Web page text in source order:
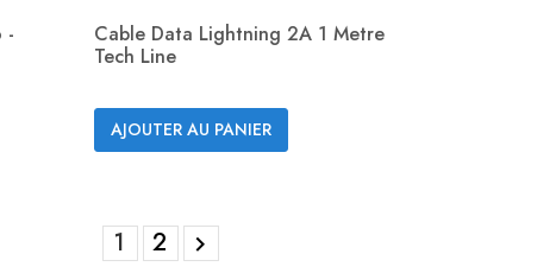
-
Cable Data Lightning 2A 1 Metre
Tech Line
AJOUTER AU PANIER
1 2 